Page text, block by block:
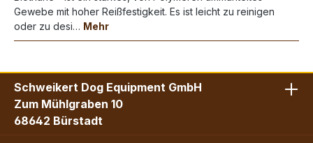
Gewebe mit hoher Reißfestigkeit. Es ist leicht zu reinigen
oder zu desi… Mehr
Schweikert Dog Equipment GmbH
Zum Mühlgraben 10
68642 Bürstadt